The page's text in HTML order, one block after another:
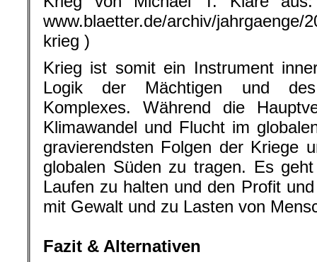
www.blaetter.de/archiv/jahrgaenge/
krieg )
Krieg ist somit ein Instrument
Logik der Mächtigen und des
Komplexes. Während die
Klimawandel und Flucht im
gravierendsten Folgen der Kriege
globalen Süden zu tragen. Es
Laufen zu halten und den Profit
mit Gewalt und zu Lasten von
Fazit & Alternativen